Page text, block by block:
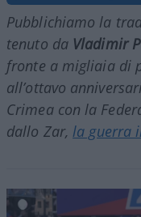
Pubblichiamo la
tenuto da Vladimir
fronte a migliaia di
all’ottavo
Crimea con la
dallo Zar, la guerra
Video